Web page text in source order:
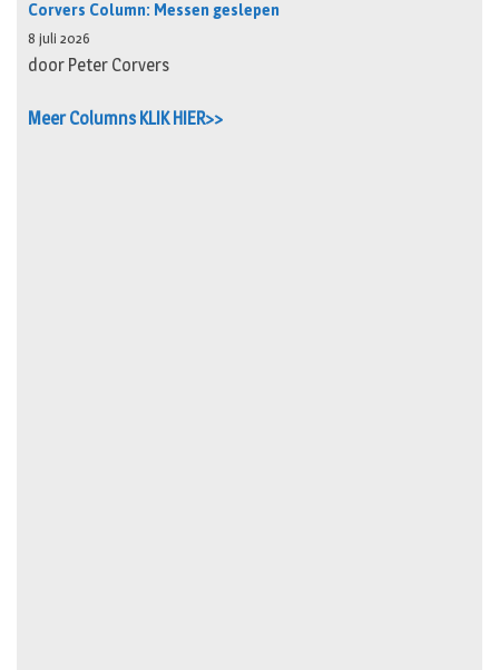
Corvers Column: Messen geslepen
8 juli 2026
door Peter Corvers
Meer Columns KLIK HIER>>